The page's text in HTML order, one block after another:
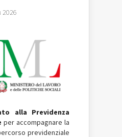
2026
alla Previdenza
per accompagnare la
previdenziale